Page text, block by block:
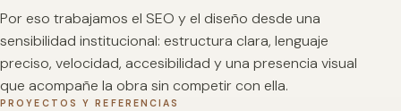
Por eso trabajamos el SEO y el diseño desde una
sensibilidad institucional: estructura clara, lenguaje
preciso, velocidad, accesibilidad y una presencia visual
que acompañe la obra sin competir con ella.
PROYECTOS Y REFERENCIAS